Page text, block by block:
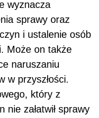
wyznacza
sprawy oraz
i ustalenie osób
Może on także
naruszaniu
w przyszłości.
który z
nie załatwił sprawy